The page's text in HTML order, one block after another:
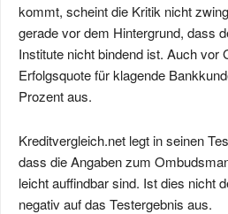
kommt, scheint die Kritik nicht
gerade vor dem Hintergrund, dass
Institute nicht bindend ist. Auch vor
Erfolgsquote für klagende
Prozent aus.
Kreditvergleich.net legt in seinen
dass die Angaben zum
leicht auffindbar sind. Ist dies nicht
negativ auf das Testergebnis aus.